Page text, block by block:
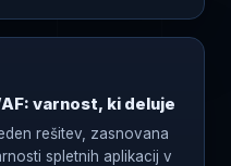
varnost, ki deluje
rešitev, zasnovana
spletnih aplikacij v